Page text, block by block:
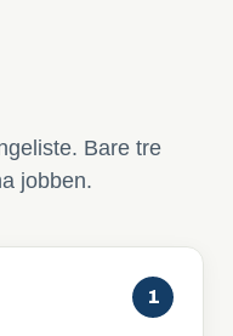
Bare tre
jobben.
1